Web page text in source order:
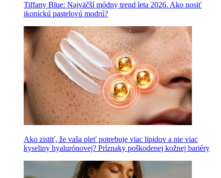
Tiffany Blue: Najväčší módny trend leta 2026. Ako nosiť
ikonickú pastelovú modrú?
Ako zistiť, že vaša pleť potrebuje viac lipidov a nie viac
kyseliny hyalurónovej? Príznaky poškodenej kožnej bariéry